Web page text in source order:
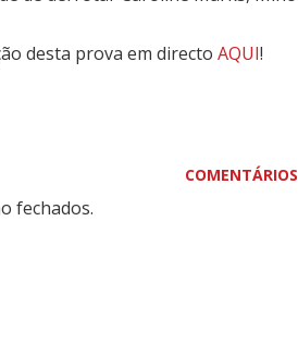
desta prova em directo AQUI!
COMENTÁRIOS
fechados.